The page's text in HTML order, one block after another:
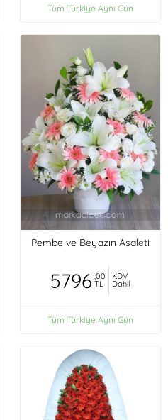
Tüm Türkiye Aynı Gün
Pembe ve Beyazın Asaleti
5796 ,00
TL
KDV
Dahil
Tüm Türkiye Aynı Gün